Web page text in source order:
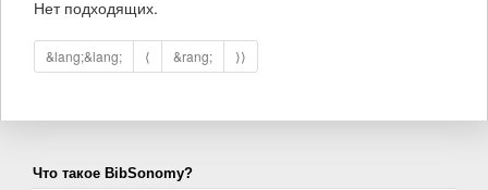
Нет подходящих.
&lang;&lang; ⟨ &rang; ⟩⟩
Что такое BibSonomy?